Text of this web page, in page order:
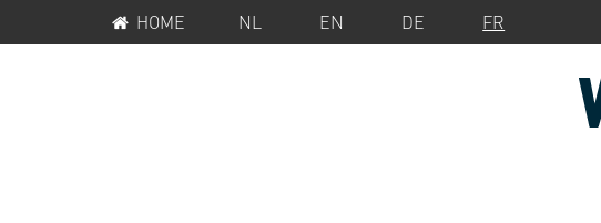
à
au
SERVICE
HOME NL EN DE FR